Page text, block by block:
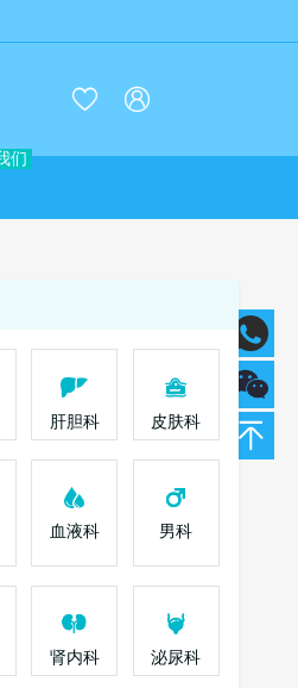
 
们
肝胆科 皮肤科
血液科 男科
肾内科 泌尿科